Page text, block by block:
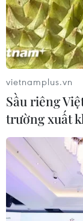
Chuyên gia
phát triển
10/08/2026 10:56
Xuất khẩu hồ
cực, ngành
giá trị
10/08/2026 10:48
Sầu riêng Việt
vietnamplus.vn
Sầu riêng
trường xuất